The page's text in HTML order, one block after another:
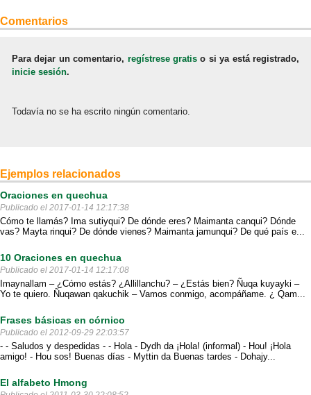
Comentarios
Para dejar un comentario, regístrese gratis o si ya está registrado,
inicie sesión.
Todavía no se ha escrito ningún comentario.
Ejemplos relacionados
Oraciones en quechua
Publicado el 2017-01-14 12:17:38
Cómo te llamás? Ima sutiyqui? De dónde eres? Maimanta canqui? Dónde
vas? Mayta rinqui? De dónde vienes? Maimanta jamunqui? De qué país e...
10 Oraciones en quechua
Publicado el 2017-01-14 12:17:08
Imaynallam – ¿Cómo estás? ¿Allillanchu? – ¿Estás bien? Ñuqa kuyayki –
Yo te quiero. Ñuqawan qakuchik – Vamos conmigo, acompáñame. ¿ Qam...
Frases básicas en córnico
Publicado el 2012-09-29 22:03:57
- - Saludos y despedidas - - Hola - Dydh da ¡Hola! (informal) - Hou! ¡Hola
amigo! - Hou sos! Buenas días - Myttin da Buenas tardes - Dohajy...
El alfabeto Hmong